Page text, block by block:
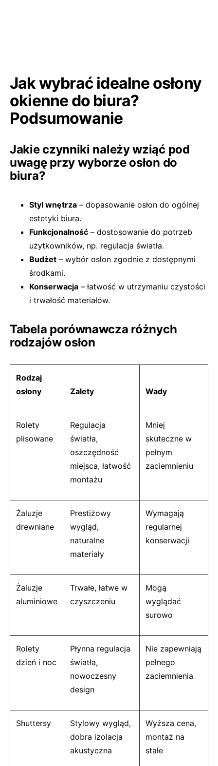
Jak wybrać idealne osłony
okienne do biura?
Podsumowanie
Jakie czynniki należy wziąć pod
uwagę przy wyborze osłon do
biura?
Styl wnętrza – dopasowanie osłon do ogólnej
estetyki biura.
Funkcjonalność – dostosowanie do potrzeb
użytkowników, np. regulacja światła.
Budżet – wybór osłon zgodnie z dostępnymi
środkami.
Konserwacja – łatwość w utrzymaniu czystości
i trwałość materiałów.
Tabela porównawcza różnych
rodzajów osłon
Rodzaj
osłony
Zalety Wady
Rolety
plisowane
Regulacja
światła,
oszczędność
miejsca, łatwość
montażu
Mniej
skuteczne w
pełnym
zaciemnieniu
Żaluzje
drewniane
Prestiżowy
wygląd,
naturalne
materiały
Wymagają
regularnej
konserwacji
Żaluzje
aluminiowe
Trwałe, łatwe w
czyszczeniu
Mogą
wyglądać
surowo
Rolety
dzień i noc
Płynna regulacja
światła,
nowoczesny
design
Nie zapewniają
pełnego
zaciemnienia
Shuttersy
Stylowy wygląd,
dobra izolacja
akustyczna
Wyższa cena,
montaż na
stałe